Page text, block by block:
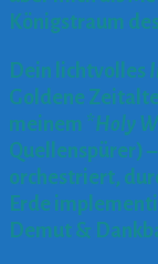
Königstraum
Dein lichtvolles
Goldene
meinem *Holy
Quellenspürer)
orchestriert,
Erde
Demut &